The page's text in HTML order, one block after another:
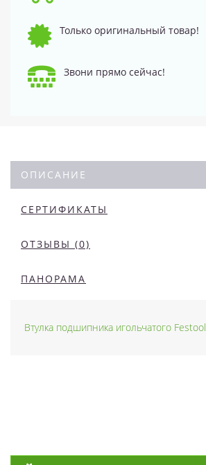
Только оригинальный товар!
Звони прямо сейчас!
ОПИСАНИЕ
СЕРТИФИКАТЫ
ОТЗЫВЫ (0)
ПАНОРАМА
Втулка подшипника игольчатого Festool